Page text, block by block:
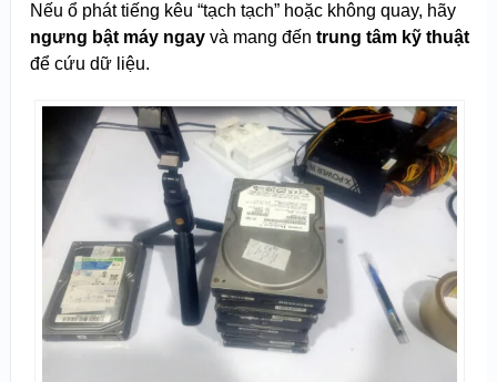
Nếu ổ phát tiếng kêu “tạch tạch” hoặc không quay, hãy
ngưng bật máy ngayvà mang đến trung tâm kỹ thuật
để cứu dữ liệu.